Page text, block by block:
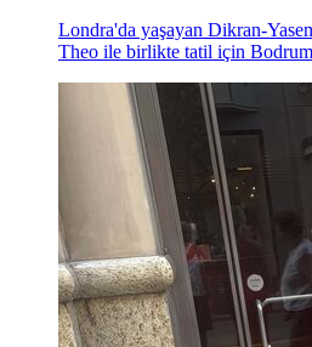
Londra'da yaşayan Dikran-
Theo ile birlikte tatil için